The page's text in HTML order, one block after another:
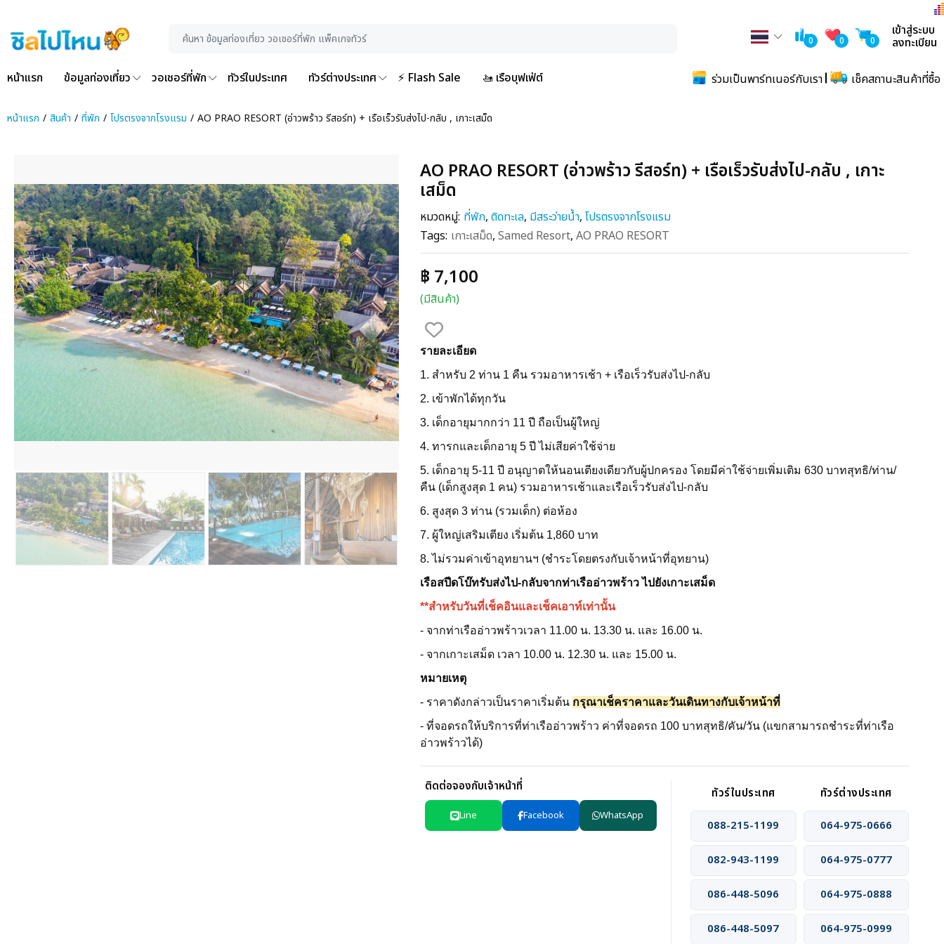
0 0 0
เข้าสู่ระบบ
ลงทะเบียน
หน้าแรก ข้อมูลท่องเที่ยว วอเชอร์ที่พัก ทัวร์ในประเทศ ทัวร์ต่างประเทศ ⚡ Flash Sale 🚤 เรือบุฟเฟ่ต์ ร่วมเป็นพาร์ทเนอร์กับเรา เช็คสถานะสินค้าที่ซื้อ
หน้าแรก สินค้า ที่พัก โปรตรงจากโรงแรม AO PRAO RESORT (อ่าวพร้าว รีสอร์ท) + เรือเร็วรับส่งไป-กลับ , เกาะเสม็ด
AO PRAO RESORT (อ่าวพร้าว รีสอร์ท) + เรือเร็วรับส่งไป-กลับ , เกาะ
เสม็ด
หมวดหมู่: ที่พัก, ติดทะเล, มีสระว่ายน้ำ, โปรตรงจากโรงแรม
Tags: เกาะเสม็ด, Samed Resort, AO PRAO RESORT
฿ 7,100
(มีสินค้า)
รายละเอียด
1. สำหรับ 2 ท่าน 1 คืน รวมอาหารเช้า + เรือเร็วรับส่งไป-กลับ
2. เข้าพักได้ทุกวัน
3. เด็กอายุมากกว่า 11 ปี ถือเป็นผู้ใหญ่
4. ทารกและเด็กอายุ 5 ปี ไม่เสียค่าใช้จ่าย
5. เด็กอายุ 5-11 ปี อนุญาตให้นอนเตียงเดียวกับผู้ปกครอง โดยมีค่าใช้จ่ายเพิ่มเติม 630 บาทสุทธิ/ท่าน/
คืน (เด็กสูงสุด 1 คน) รวมอาหารเช้าและเรือเร็วรับส่งไป-กลับ
6. สูงสุด 3 ท่าน (รวมเด็ก) ต่อห้อง
7. ผู้ใหญ่เสริมเตียง เริ่มต้น 1,860 บาท
8. ไม่รวมค่าเข้าอุทยานฯ (ชำระโดยตรงกับเจ้าหน้าที่อุทยาน)
เรือสปีดโบ๊ทรับส่งไป-กลับจากท่าเรืออ่าวพร้าว ไปยังเกาะเสม็ด
**สำหรับวันที่เช็คอินและเช็คเอาท์เท่านั้น
- จากท่าเรืออ่าวพร้าวเวลา 11.00 น. 13.30 น. และ 16.00 น.
- จากเกาะเสม็ด เวลา 10.00 น. 12.30 น. และ 15.00 น.
หมายเหตุ
- ราคาดังกล่าวเป็นราคาเริ่มต้น กรุณาเช็คราคาและวันเดินทางกับเจ้าหน้าที่
- ที่จอดรถให้บริการที่ท่าเรืออ่าวพร้าว ค่าที่จอดรถ 100 บาทสุทธิ/คัน/วัน (แขกสามารถชำระที่ท่าเรือ
อ่าวพร้าวได้)
ติดต่อจองกับเจ้าหน้าที่
Line Facebook WhatsApp
ทัวร์ในประเทศ
ทัวร์ต่างประเทศ
088-215-1199
064-975-0666
082-943-1199 064-975-0777
086-448-5096 064-975-0888
086-448-5097 064-975-0999